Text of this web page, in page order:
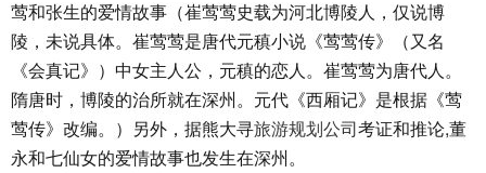
莺和张生的爱情故事（崔莺莺史载为河北博陵人，仅说博
陵，未说具体。崔莺莺是唐代元稹小说《莺莺传》（又名
《会真记》）中女主人公，元稹的恋人。崔莺莺为唐代人。
隋唐时，博陵的治所就在深州。元代《西厢记》是根据《莺
莺传》改编。）另外，据熊大寻旅游规划公司考证和推论,董
永和七仙女的爱情故事也发生在深州。